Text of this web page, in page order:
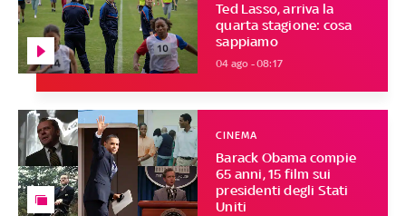
Ted Lasso, arriva la
quarta stagione: cosa
sappiamo
04 ago - 08:17
Barack Obama compie
65 anni, 15 film sui
presidenti degli Stati
Uniti
CINEMA